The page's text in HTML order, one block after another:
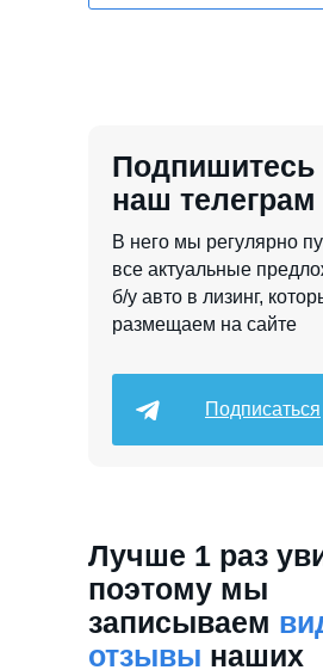
В него мы регулярно
все актуальные
б/у авто в лизинг,
размещаем на сайте
Подписаться
Подпишитесь
наш телеграм
Лучше 1 раз
поэтому мы
записываем
отзывы наших